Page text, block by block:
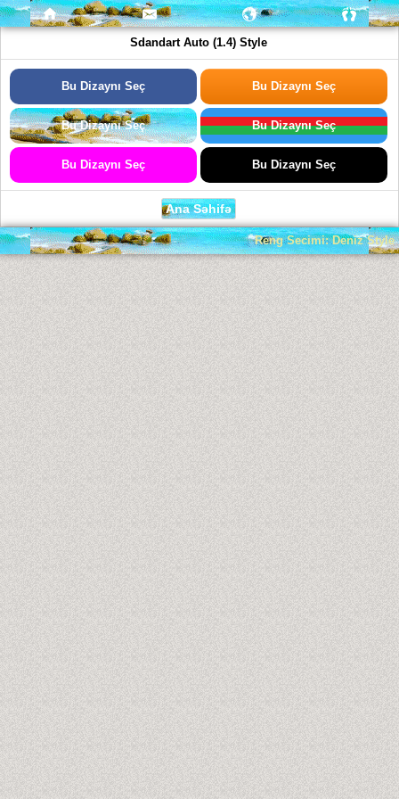
Sdandart Auto (1.4) Style
Bu Dizaynı Seç Bu Dizaynı Seç
Bu Dizaynı Seç Bu Dizaynı Seç
Bu Dizaynı Seç Bu Dizaynı Seç
Ana Səhifə
Reng Secimi: Deniz Style